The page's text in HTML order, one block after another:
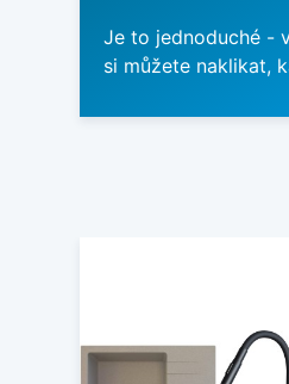
Je to jednoduché -
si můžete naklikat,